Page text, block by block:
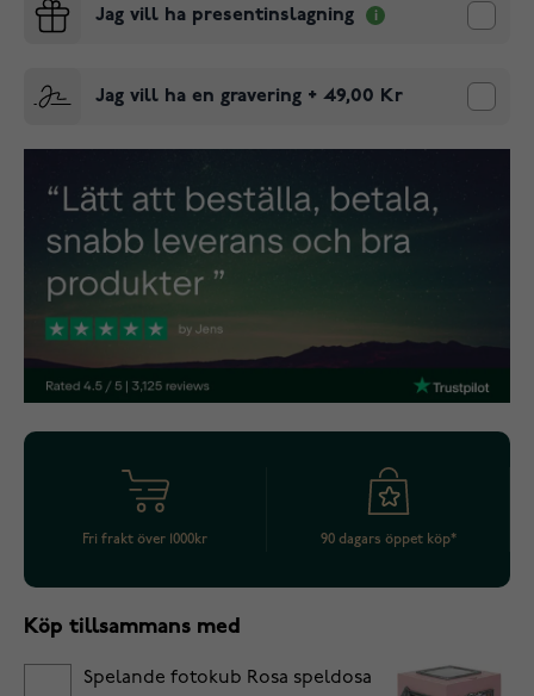
Jag vill ha presentinslagning
Jag vill ha en gravering + 49,00 Kr
Fri frakt över 1000kr 90 dagars öppet köp*
Köp tillsammans med
Spelande fotokub Rosa speldosa